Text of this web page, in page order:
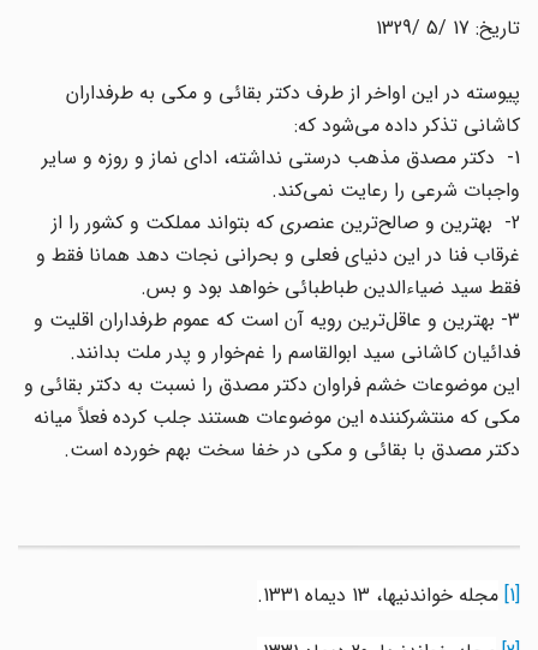
تاریخ: 17 /5 /1329
پیوسته در این اواخر از طرف دکتر بقائی و مکی به طرفداران
کاشانی تذکر داده می‌شود که:
1- دکتر مصدق مذهب درستی نداشته، ادای نماز و روزه و سایر
واجبات شرعی را رعایت نمی‌کند.
2- بهترین و صالح‌ترین عنصری که بتواند مملکت و کشور را از
غرقاب فنا در این دنیای فعلی و بحرانی نجات دهد همانا فقط و
فقط سید ضیاء‌الدین طباطبائی خواهد بود و بس.
٣- بهترین و عاقل‌ترین رویه آن است که عموم طرفداران اقلیت و
فدائیان کاشانی سید ابوالقاسم را غم‌خوار و پدر ملت بدانند.
این موضوعات خشم فراوان دکتر مصدق را نسبت به دکتر بقائی و
مکی که منتشر‌کننده این موضوعات هستند جلب کرده فعلاً میانه
دکتر مصدق با بقائی و مکی در خفا سخت بهم خورده است.
مجله خواندنیها، 13 دیماه 1331
.